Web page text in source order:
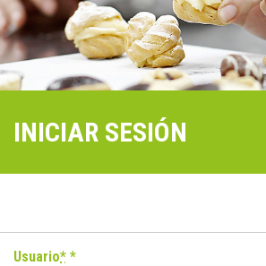
INICIAR SESIÓN
Usuario*